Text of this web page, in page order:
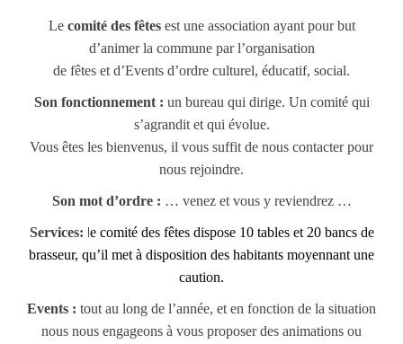
Le comité des fêtesest une association ayant pour but
d’animer la commune par l’organisation
de fêtes et d’Events d’ordre culturel, éducatif, social.
Son fonctionnement : un bureau qui dirige. Un comité qui
s’agrandit et qui évolue.
Vous êtes les bienvenus, il vous suffit de nous contacter pour
nous rejoindre.
Son mot d’ordre : … venez et vous y reviendrez …
Services: le comité des fêtes dispose 10 tables et 20 bancs de
brasseur, qu’il met à disposition des habitants moyennant une
caution.
Events : tout au long de l’année, et en fonction de la situation
nous nous engageons à vous proposer des animations ou